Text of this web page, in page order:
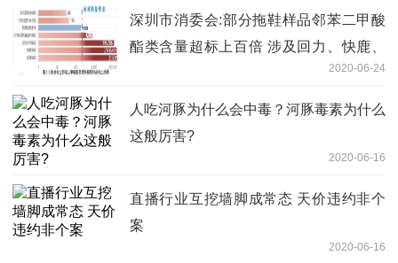
深圳市消委会:部分拖鞋样品邻苯二甲酸
酯类含量超标上百倍 涉及回力、快鹿、
2020-06-24
人吃河豚为什么会中毒？河豚毒素为什么
这般厉害?
2020-06-16
直播行业互挖墙脚成常态 天价违约非个
案
2020-06-16